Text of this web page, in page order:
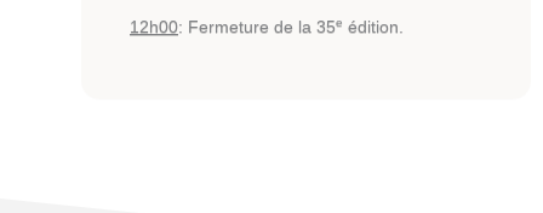
12h00: Fermeture de la 35e édition.